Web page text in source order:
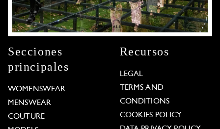
Secciones
principales
WOMENSWEAR
MENSWEAR
COUTURE
Recursos
LEGAL
TERMS AND
CONDITIONS
COOKIES POLICY